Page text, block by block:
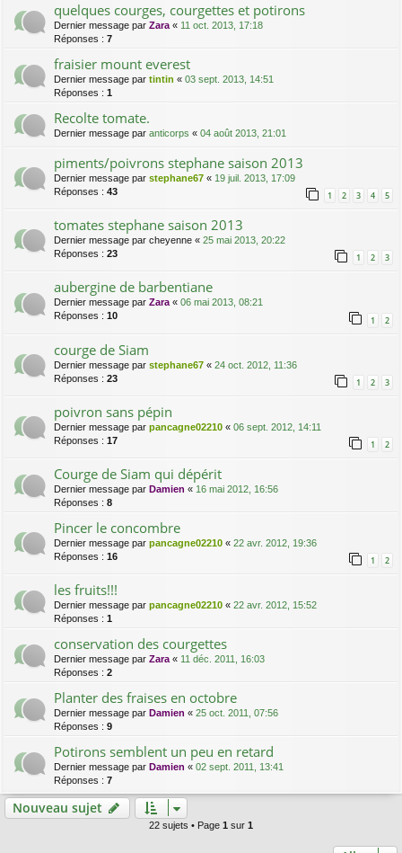
quelques courges, courgettes et potirons
Dernier message par Zara « 11 oct. 2013, 17:18
Réponses : 7
fraisier mount everest
Dernier message par tintin « 03 sept. 2013, 14:51
Réponses : 1
Recolte tomate.
Dernier message par anticorps « 04 août 2013, 21:01
piments/poivrons stephane saison 2013
Dernier message par stephane67 « 19 juil. 2013, 17:09
Réponses : 43 1 2 3 4 5
tomates stephane saison 2013
Dernier message par cheyenne « 25 mai 2013, 20:22
Réponses : 23 1 2 3
aubergine de barbentiane
Dernier message par Zara« 06 mai 2013, 08:21
Réponses : 10 1 2
courge de Siam
Dernier message par stephane67 « 24 oct. 2012, 11:36
Réponses : 23 1 2 3
poivron sans pépin
Dernier message par pancagne02210 « 06 sept. 2012, 14:11
Réponses : 17 1 2
Courge de Siam qui dépérit
Dernier message par Damien « 16 mai 2012, 16:56
Réponses : 8
Pincer le concombre
Dernier message par pancagne02210 « 22 avr. 2012, 19:36
Réponses : 16 1 2
les fruits!!!
Dernier message par pancagne02210 « 22 avr. 2012, 15:52
Réponses : 1
conservation des courgettes
Dernier message par Zara « 11 déc. 2011, 16:03
Réponses : 2
Planter des fraises en octobre
Dernier message par Damien « 25 oct. 2011, 07:56
Réponses : 9
Potirons semblent un peu en retard
Dernier message par Damien « 02 sept. 2011, 13:41
Réponses : 7
Nouveau sujet
22 sujets • Page 1 sur 1